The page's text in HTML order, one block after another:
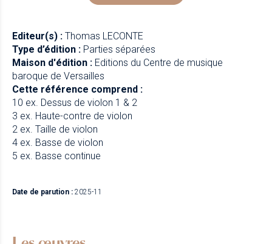
Editeur(s) : Thomas LECONTE
Type d’édition : Parties séparées
Maison d'édition : Editions du Centre de musique
baroque de Versailles
Cette référence comprend :
10 ex. Dessus de violon 1 & 2
3 ex. Haute-contre de violon
2 ex. Taille de violon
4 ex. Basse de violon
5 ex. Basse continue
Date de parution : 2025-11